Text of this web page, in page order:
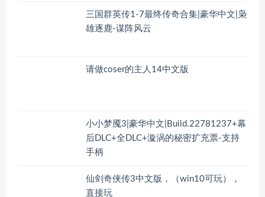
三国群英传1-7最终传奇合集|豪华中文|枭
雄逐鹿-谋阵风云
请做coser的主人14中文版
小小梦魇3|豪华中文|Build.22781237+幕
后DLC+全DLC+漩涡的秘密扩充票-支持
手柄
仙剑奇侠传3中文版，（win10可玩），
直接玩